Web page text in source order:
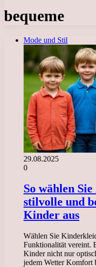
bequeme
Mode und Stil
29.08.2025
0
So wählen
stilvolle und
Kinder aus
Wählen Sie
Funktionalität vereint.
Kinder nicht nur
jedem Wetter